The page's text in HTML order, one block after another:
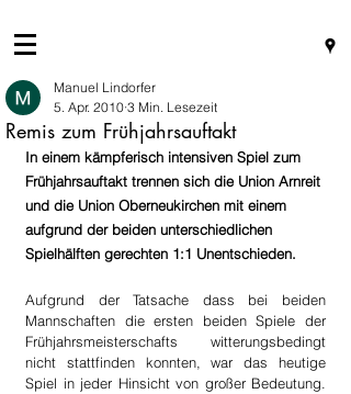
Remis zum Frühjahrsauftakt
Manuel Lindorfer
5. Apr. 2010 3 Min. Lesezeit
In einem kämpferisch intensiven Spiel zum
Frühjahrsauftakt trennen sich die Union Arnreit
und die Union Oberneukirchen mit einem
aufgrund der beiden unterschiedlichen
Spielhälften gerechten 1:1 Unentschieden.
Aufgrund der Tatsache dass bei beiden
Mannschaften die ersten beiden Spiele der
Frühjahrsmeisterschafts witterungsbedingt
nicht stattfinden konnten, war das heutige
Spiel in jeder Hinsicht von großer Bedeutung.